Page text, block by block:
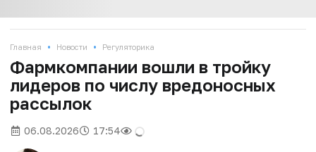
Главная • Новости • Регуляторика
Фармкомпании вошли в тройку
лидеров по числу вредоносных
рассылок
06.08.2026 17:54